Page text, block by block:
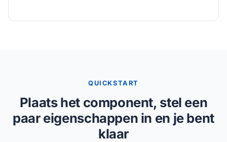
QUICKSTART
Plaats het component, stel een
paar eigenschappen in en je bent
klaar